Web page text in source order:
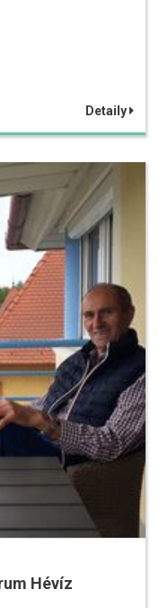
Detaily
Hévíz